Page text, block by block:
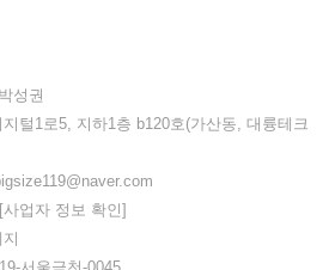
성권
털1로5, 지하1층 b120호(가산동, 대륭테크
[사업자 정보 확인]